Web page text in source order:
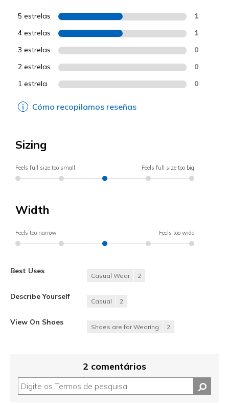
5 estrelas 1
4 estrelas 1
3 estrelas 0
2 estrelas 0
1 estrela 0
Cómo recopilamos reseñas
Sizing
Feels full size too small Feels full size too big
Width
Feels too narrow Feels too wide
Best Uses
Casual Wear 2
Describe Yourself
Casual 2
View On Shoes
Shoes are for Wearing 2
2 comentários